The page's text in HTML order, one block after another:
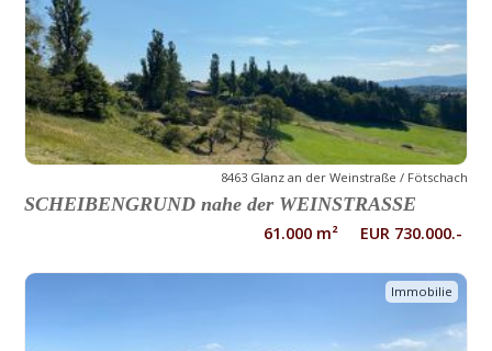
8463 Glanz an der Weinstraße / Fötschach
SCHEIBENGRUND nahe der WEINSTRASSE
61.000 m² EUR 730.000.-
Immobilie